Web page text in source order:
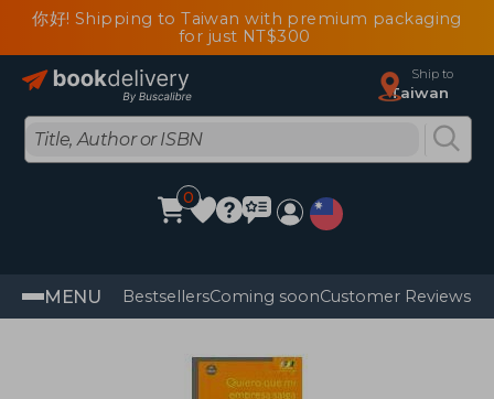
你好! Shipping to Taiwan with premium packaging
for just NT$300
Ship to
Taiwan
0
MENU BestsellersComing soonCustomer Reviews